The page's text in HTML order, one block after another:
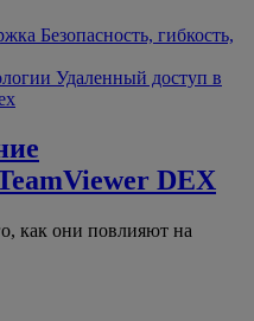
Безопасность, гибкость,
Удаленный доступ в
DEX
как они повлияют на